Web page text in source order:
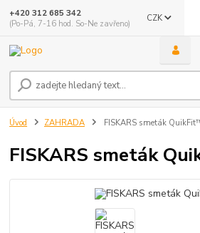
CZK
+420 312 685 342
(Po-Pá, 7-16 hod. So-Ne zavřeno)
Úvod ZAHRADA FISKARS smeták
FISKARS smeták